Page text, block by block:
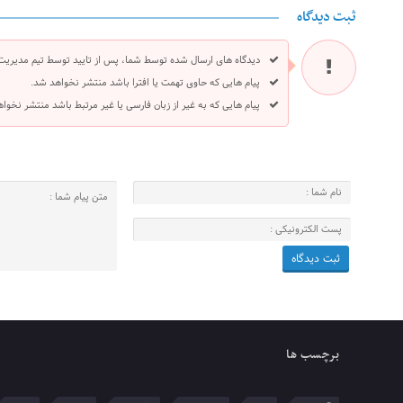
ثبت دیدگاه
دیدگاه های ارسال شده توسط شما، پس از تایید توسط تیم
پیام هایی که حاوی تهمت یا افترا باشد منتشر نخواهد شد.
پیام هایی که به غیر از زبان فارسی یا غیر مرتبط باشد منتشر
برچسب ها